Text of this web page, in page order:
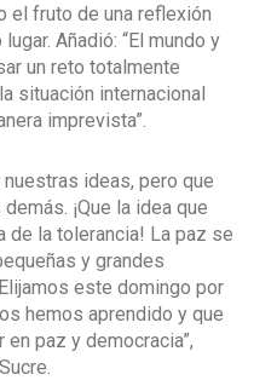
el fruto de una reflexión
Añadió: “El mundo y
un reto totalmente
situación internacional
imprevista”.
ideas, pero que
¡Que la idea que
la tolerancia! La paz se
y grandes
este domingo por
hemos aprendido y que
paz y democracia”,